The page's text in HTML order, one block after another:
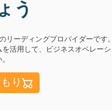
う
リーディングプロバイダーです。
活用して、ビジネスオペレーシ
り